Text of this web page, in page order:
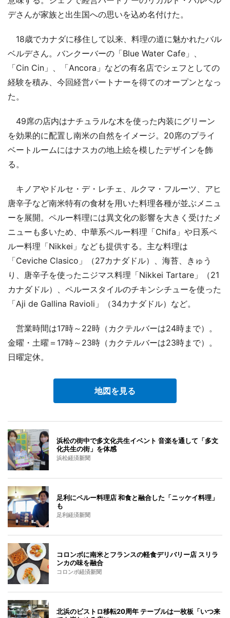
デさんが家族と出生国への思いを込め名付けた。
18歳でカナダに移住して以来、料理の道に魅かれたバル
ベルデさん。バンクーバーの「Blue Water Cafe」、
「Cin Cin」、「Ancora」などの有名店でシェフとしての
経験を積み、今回経営パートナーを得てのオープンとなっ
た。
49席の店内はナチュラルな木を使った内装にグリーン
を効果的に配置し南米の自然をイメージ。20席のプライ
ベートルームにはナスカの地上絵を模したデザインを飾
る。
キノアやドルセ・デ・レチェ、ルクマ・フルーツ、アヒ
唐辛子など南米特有の食材を用いた料理各種が並ぶメニュ
ーを展開。ペルー料理には異文化の影響を大きく受けたメ
ニューも多いため、中華系ペルー料理「Chifa」や日系ペ
ルー料理「Nikkei」なども提供する。主な料理は
「Ceviche Clasico」（27カナダドル）、海苔、きゅう
り、唐辛子を使ったニジマス料理「Nikkei Tartare」（21
カナダドル）、ペルースタイルのチキンシチューを使った
「Aji de Gallina Ravioli」（34カナダドル）など。
営業時間は17時～22時（カクテルバーは24時まで）。
金曜・土曜＝17時～23時（カクテルバーは23時まで）。
日曜定休。
地図を見る
浜松の街中で多文化共生イベント 音楽を通して「多文
化共生の街」を体感
浜松経済新聞
足利にペルー料理店 和食と融合した「ニッケイ料理」
も
足利経済新聞
コロンボに南米とフランスの軽食デリバリー店 スリラ
ンカの味を融合
コロンボ経済新聞
北浜のビストロ移転20周年 テーブルは一枚板「いつ来